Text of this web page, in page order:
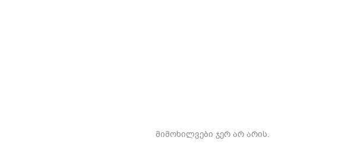
მიმოხილვები ჯერ არ არის.